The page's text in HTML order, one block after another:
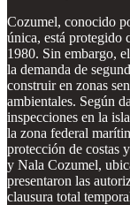
Cozumel, conocido
única, está protegido
1980. Sin embargo,
la demanda de
construir en zonas
ambientales. Según
inspecciones en la
la zona federal
protección de costas
y Nala Cozumel,
presentaron las
clausura total